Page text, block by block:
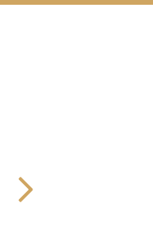
Next